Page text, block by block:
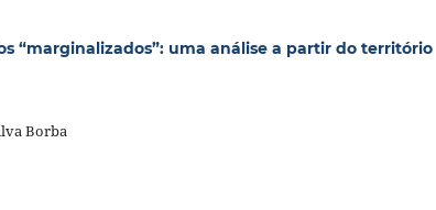
“marginalizados”: uma análise a partir do território
Borba